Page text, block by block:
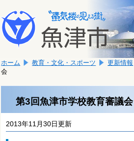
文
へ
移
ま
す。
こ
か
文
で
す。
ホーム 教育・文化・スポーツ 更新情報
会
第3回魚津市学校教育審議会
2013年11月30日更新